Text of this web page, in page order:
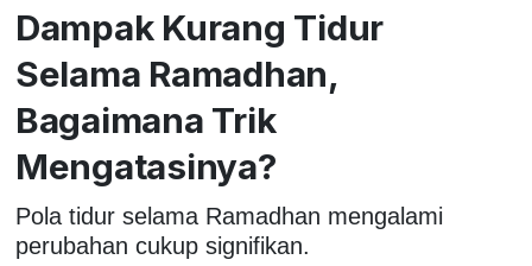
Dampak Kurang Tidur
Selama Ramadhan,
Bagaimana Trik
Mengatasinya?
Pola tidur selama Ramadhan mengalami
perubahan cukup signifikan.